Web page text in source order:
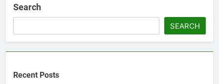
Search
SEARCH
Recent Posts